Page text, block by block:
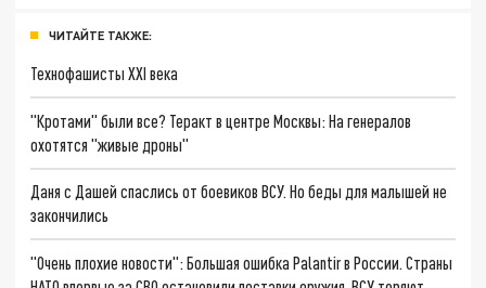
ЧИТАЙТЕ ТАКЖЕ:
Технофашисты XXI века
"Кротами" были все? Теракт в центре Москвы: На генералов
охотятся "живые дроны"
Даня с Дашей спаслись от боевиков ВСУ. Но беды для малышей не
закончились
"Очень плохие новости": Большая ошибка Palantir в России. Страны